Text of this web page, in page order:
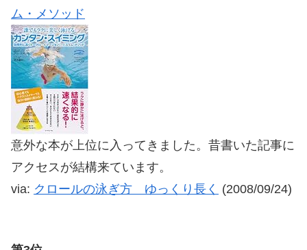
ム・メソッド
意外な本が上位に入ってきました。昔書いた記事に
アクセスが結構来ています。
via: クロールの泳ぎ方 ゆっくり長く (2008/09/24)